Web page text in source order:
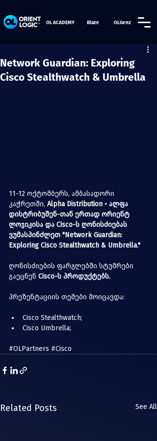
OL ACADEMY Blaze OLGenz
Network Guardian: Exploring
Cisco Stealthwatch & Umbrella
11-12 ოქტომბერს, ამბასადორი
კაჭრეთში, Alpha Distribution • ალფა
დისტრიბუშენ-თან ერთად ორიენტ
ლოჯიკისა და Cisco-ს ღონისძიებას
ვუმასპინძლეთ "Network Guardian:
Exploring Cisco Stealthwatch & Umbrella."
ღონისძიების ფარგლებში სტუმრები
გაეცნენ Cisco-ს პროდუქტებს.
პრეზენტაციის თემები მოიცავდა:
Cisco Stealthwatch;
Cisco Umbrella;
#OLPartners #Cisco
Related Posts See All